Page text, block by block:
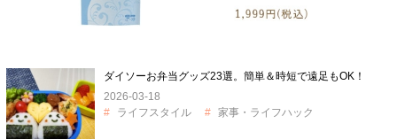
ダイソーお弁当グッズ23選。簡単＆時短で遠足もOK！
2026-03-18
ライフスタイル
家事・ライフハック